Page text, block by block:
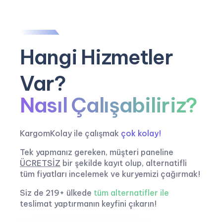
Hangi Hizmetler
Var?
Nasıl Çalışabiliriz?
KargomKolay ile çalışmak çok kolay!
Tek yapmanız gereken, müşteri paneline
ÜCRETSİZ bir şekilde kayıt olup, alternatifli
tüm fiyatları incelemek ve kuryemizi çağırmak!
Siz de 219+ ülkede tüm alternatifler ile
teslimat yaptırmanın keyfini çıkarın!